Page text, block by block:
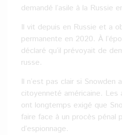
demandé l’asile à la Russie
Il vit depuis en Russie et a
permanente en 2020. À
déclaré qu’il prévoyait de
russe.
Il n’est pas clair si Snowden
citoyenneté américaine. Les
ont longtemps exigé que
faire face à un procès pénal
d’espionnage.